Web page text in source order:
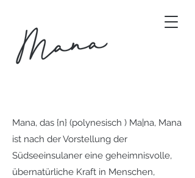
Mana, das {n} (polynesisch ) Ma|na, Mana
ist nach der Vorstellung der
Südseeinsulaner eine geheimnisvolle,
übernatürliche Kraft in Menschen,